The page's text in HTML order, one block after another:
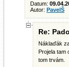
Datum:
Autor: PavelŠ
Re:
Náklaďák
Projela tam
tom trvám.